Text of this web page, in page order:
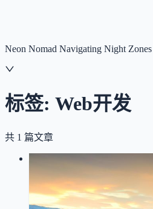
Neon Nomad Navigating Night Zones
标签: Web开发
共 1 篇文章
LOG01
2026-01-23
深入理解 OAuth